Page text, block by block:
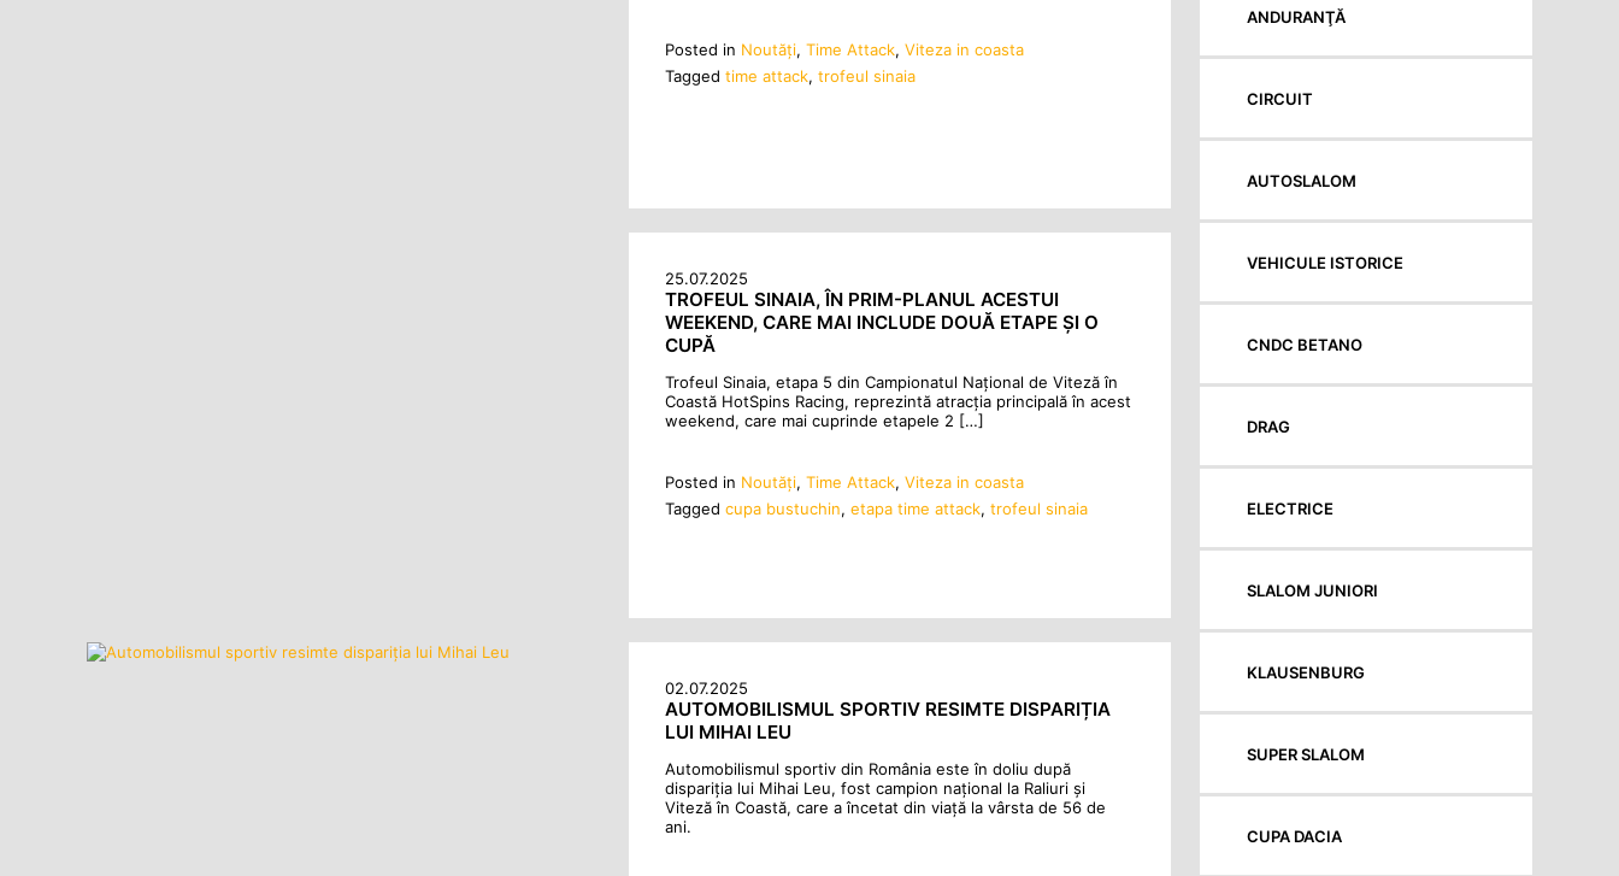
Posted in Noutăţi, Time Attack, Viteza in coasta
Tagged time attack, trofeul sinaia
25.07.2025
TROFEUL SINAIA, ÎN PRIM-PLANUL ACESTUI
WEEKEND, CARE MAI INCLUDE DOUĂ ETAPE ȘI O
CUPĂ
Trofeul Sinaia, etapa 5 din Campionatul Național de Viteză în
Coastă HotSpins Racing, reprezintă atracția principală în acest
weekend, care mai cuprinde etapele 2 […]
Posted in Noutăţi, Time Attack, Viteza in coasta
Tagged cupa bustuchin, etapa time attack, trofeul sinaia
02.07.2025
AUTOMOBILISMUL SPORTIV RESIMTE DISPARIȚIA
LUI MIHAI LEU
Automobilismul sportiv din România este în doliu după
dispariția lui Mihai Leu, fost campion național la Raliuri și
Viteză în Coastă, care a încetat din viață la vârsta de 56 de
ani.
ANDURANŢĂ
CIRCUIT
AUTOSLALOM
VEHICULE ISTORICE
CNDC BETANO
DRAG
ELECTRICE
SLALOM JUNIORI
KLAUSENBURG
SUPER SLALOM
CUPA DACIA